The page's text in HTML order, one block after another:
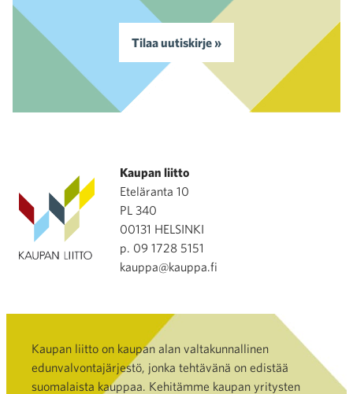
Tilaa uutiskirje »
Kaupan liitto
Eteläranta 10
PL 340
00131 HELSINKI
p. 09 1728 5151
kauppa@kauppa.fi
Kaupan liitto on kaupan alan valtakunnallinen
edunvalvontajärjestö, jonka tehtävänä on edistää
suomalaista kauppaa. Kehitämme kaupan yritysten